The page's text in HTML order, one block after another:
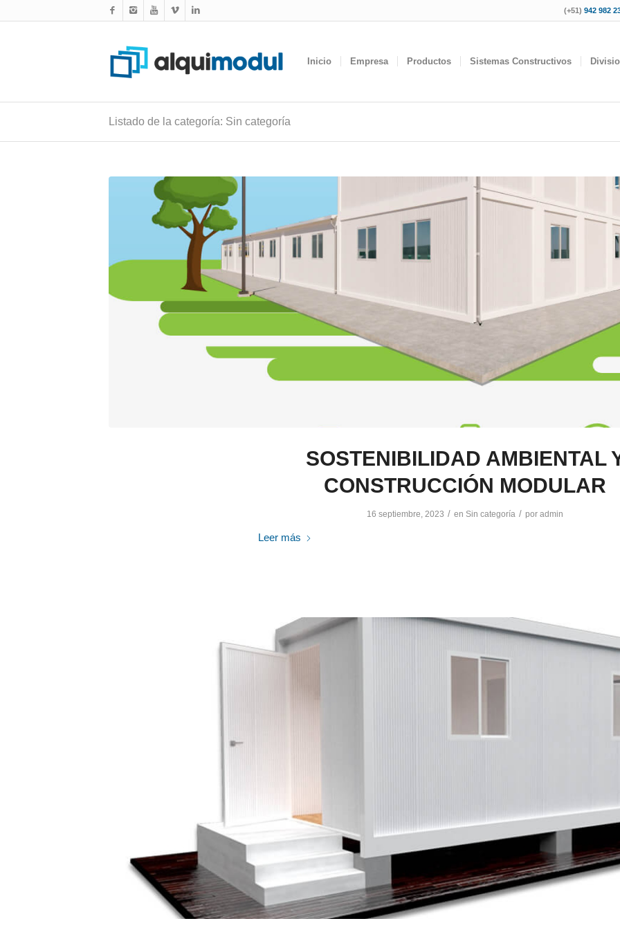
(+51) 942 982
Inicio Empresa Productos Sistemas Constructivos
Listado de la categoría: Sin categoría
SOSTENIBILIDAD AMBIENTAL
CONSTRUCCIÓN MODULAR
16 septiembre, 2023 / en Sin categoría / por admin
Leer más